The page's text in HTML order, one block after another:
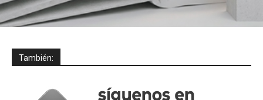
También: